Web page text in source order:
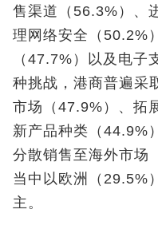
售渠道（56.3%）、
理网络安全（50.2%
（47.7%）以及电子
种挑战，港商普遍采
市场（47.9%）、拓
新产品种类（44.9%
分散销售至海外市场
当中以欧洲（29.5%
主。